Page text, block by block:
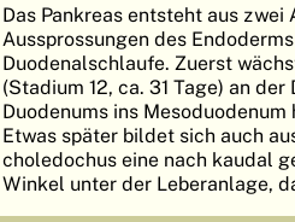
Das Pankreas entsteht aus zwei
Aussprossungen des
Duodenalschlaufe. Zuerst
(Stadium 12, ca. 31 Tage) an
Duodenums ins Mesoduodenum
Etwas später bildet sich auch
choledochus eine nach kaudal
Winkel unter der Leberanlage,